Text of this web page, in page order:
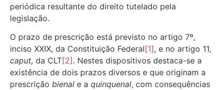
periódica resultante do direito tutelado pela
legislação.
O prazo de prescrição está previsto no artigo 7º,
inciso XXIX, da Constituição Federal[1], e no artigo 11,
caput, da CLT[2] . Nestes dispositivos destaca-se a
existência de dois prazos diversos e que originam a
prescrição bienal e a quinquenal, com consequências